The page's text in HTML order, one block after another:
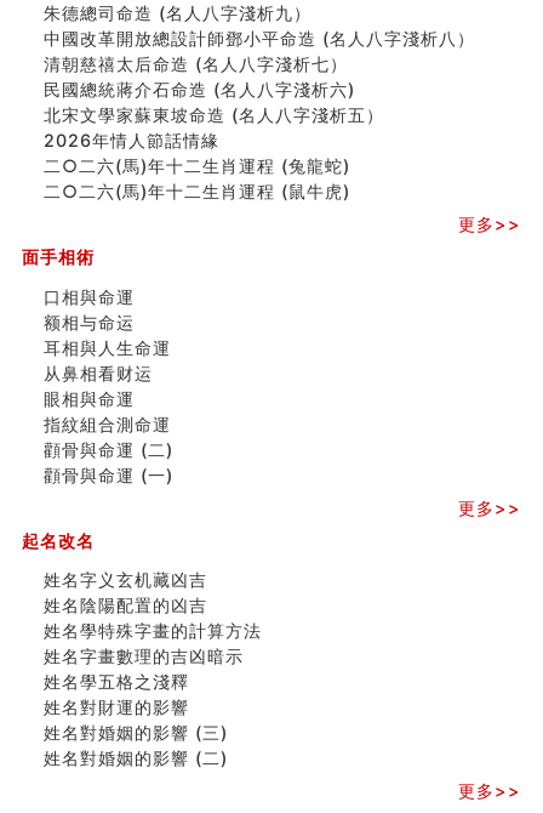
订婚就是定结婚日子吗
清朝慈禧太后命造 (名人八字淺析七）
玄空本义 (三)
飞灵山传说故事
命理解说：想请问什么时候能够遇到姻缘结婚？
商舖選址的風水講究 (下)
吉凶神跳上大运时的断法【四柱技巧】
家居常見風水形煞及化解方法 (一)
玄空本义 (二)
出现这几种面相桃花泛
寓意好的五行属水的汉字有哪些？五行属水的汉字大全
玄空本义 (一)
＂天下第一关＂的由来
无名指长的人有艺术天赋？手指长短能看出什么？
六爻測住宅風水 (三)
別再一知半解！正解住宅風水十大禁忌
《盲派命理》 ( 十六）
風水辟邪大全
手指饱满福运加身，这种手相福运在何处？
八字铁口直断经验总结五十条
《高岛易断》(四)
民間風水知識九十四條
马斯克八字分析
饭店餐馆风水布局知识
六爻占卜中如何预测官运、事业运？
《高岛易断》(三)
朱德總司命造 (名⼈⼋字淺析九）
中國改革開放總設計師鄧小平命造 (名人八字淺析八）
清朝慈禧太后命造 (名人八字淺析七）
民國總統蔣介石命造 (名人八字淺析六)
北宋文學家蘇東坡命造 (名人八字淺析五）
2026年情人節話情緣
二○二六(馬)年十二生肖運程 (兔龍蛇)
二○二六(馬)年十二生肖運程 (鼠牛虎)
更多>>
面手相術
口相與命運
额相与命运
耳相與人生命運
从鼻相看财运
眼相與命運
指紋組合測命運
顴骨與命運 (二)
顴骨與命運 (一)
更多>>
起名改名
姓名字义玄机藏凶吉
姓名陰陽配置的凶吉
姓名學特殊字畫的計算方法
姓名字畫數理的吉凶暗示
姓名學五格之淺釋
姓名對財運的影響
姓名對婚姻的影響 (三)
姓名對婚姻的影響 (二)
更多>>